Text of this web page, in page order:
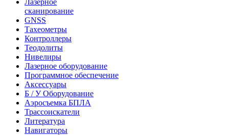
сканирование
GNSS
Тахеометры
Контроллеры
Теодолиты
Нивелиры
Лазерное оборудование
Программное обеспечение
Аксессуары
Б / У Оборудование
Аэросъемка БПЛА
Трассоискатели
Литература
Навигаторы